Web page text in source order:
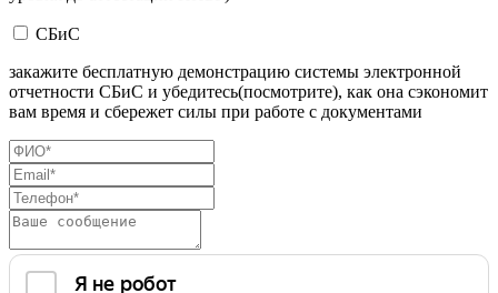
СБиС
закажите бесплатную демонстрацию системы электронной
отчетности СБиС и убедитесь(посмотрите), как она сэкономит
вам время и сбережет силы при работе с документами